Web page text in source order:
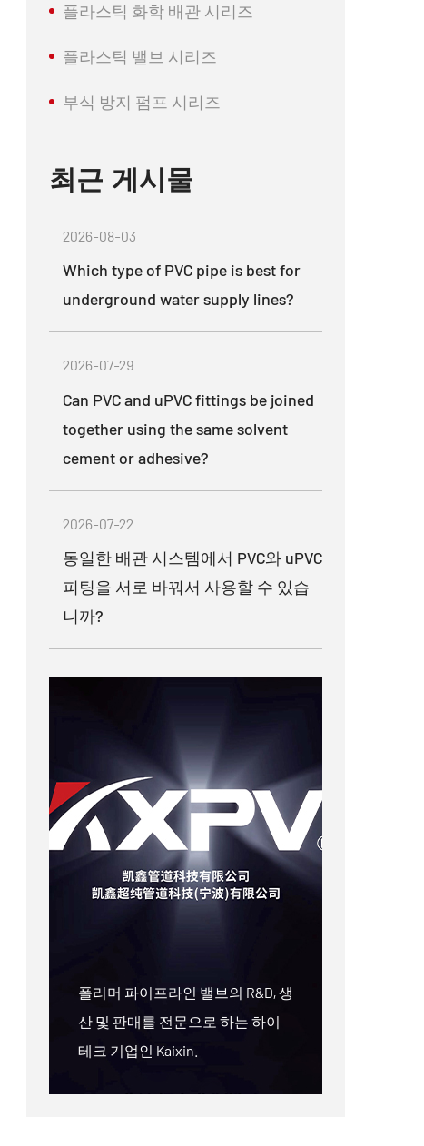
플라스틱 화학 배관 시리즈
플라스틱 밸브 시리즈
부식 방지 펌프 시리즈
최근 게시물
2026-08-03
Which type of PVC pipe is best for
underground water supply lines?
2026-07-29
Can PVC and uPVC fittings be joined
together using the same solvent
cement or adhesive?
2026-07-22
동일한 배관 시스템에서 PVC와 uPVC
피팅을 서로 바꿔서 사용할 수 있습
니까?
폴리머 파이프라인 밸브의 R&D, 생
산 및 판매를 전문으로 하는 하이
테크 기업인 Kaixin.